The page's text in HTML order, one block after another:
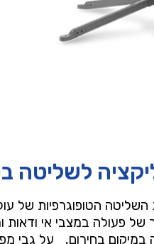
לשליטה
השליטה הטופוגרפיות של
פעולה במצבי אי ודאות
במיקום בחירום, על גבי